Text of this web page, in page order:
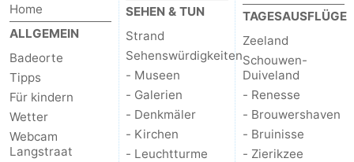
Home
ALLGEMEIN
Badeorte
Tipps
Für kindern
Wetter
Webcam
Langstraat
SEHEN & TUN
Strand
Sehenswürdigkeiten
- Museen
- Galerien
- Denkmäler
- Kirchen
- Leuchtturme
TAGESAUSFLÜGE
Zeeland
Schouwen-
Duiveland
- Renesse
- Brouwershaven
- Bruinisse
- Zierikzee